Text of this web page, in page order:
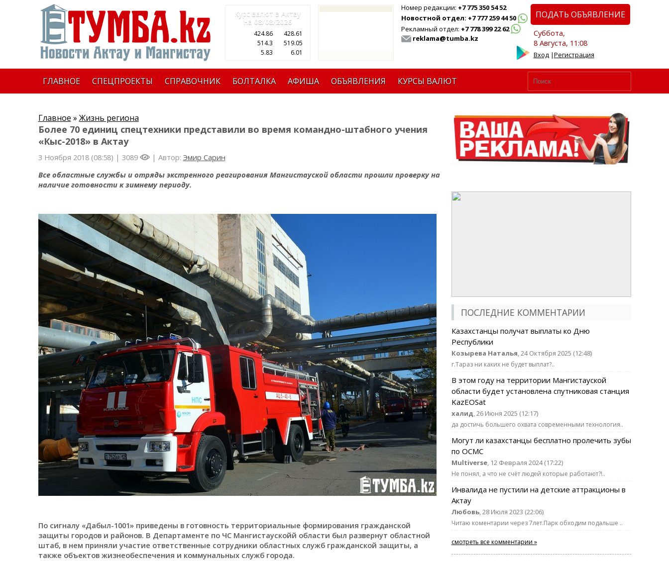
Курс валют в Актау
на 08/08/2026
424.86
428.61
514.3
519.05
5.83
6.01
Номер редакции: +7 775 350 54 52
Новостной отдел: +7 777 259 44 50
Рекламный отдел: +7 778 399 22 62
reklama@tumba.kz
ПОДАТЬ ОБЪЯВЛЕНИЕ
Суббота,
8 Августа, 11:08
Вход|Регистрация
ГЛАВНОЕ СПЕЦПРОЕКТЫ СПРАВОЧНИК БОЛТАЛКА АФИША ОБЪЯВЛЕНИЯ КУРСЫ ВАЛЮТ
Главное » Жизнь региона
Более 70 единиц спецтехники представили во время командно-штабного учения
«Кыс-2018» в Актау
3 Ноября 2018 (08:58) | 3089 | Автор: Эмир Сарин
Все областные службы и отряды экстренного реагирования Мангистауской области прошли проверку на
наличие готовности к зимнему периоду.
По сигналу «Дабыл-1001» приведены в готовность территориальные формирования гражданской
защиты городов и районов. В Департаменте по ЧС Мангистаускойй области был развернут областной
штаб, в нем приняли участие ответственные сотрудники областных служб гражданской защиты, а
также объектов жизнеобеспечения и коммунальных служб города.
ПОСЛЕДНИЕ КОММЕНТАРИИ
Казахстанцы получат выплаты ко Дню
Республики
Козырева Наталья, 24 Октября 2025 (12:48)
г.Тараз ни каких не будет выплат?..
В этом году на территории Мангистауской
области будет установлена спутниковая станция
KazEOSat
халид, 26 Июня 2025 (12:17)
да достичь большего охвата современными технология..
Могут ли казахстанцы бесплатно пролечить зубы
по ОСМС
Multiverse, 12 Февраля 2024 (17:22)
Не понял, а что не счёт людей которые работают?!..
Инвалида не пустили на детские аттракционы в
Актау
Любовь, 28 Июля 2023 (22:06)
Читаю коментарии через 7лет.Парк обходим подальше ..
смотреть все комментарии »